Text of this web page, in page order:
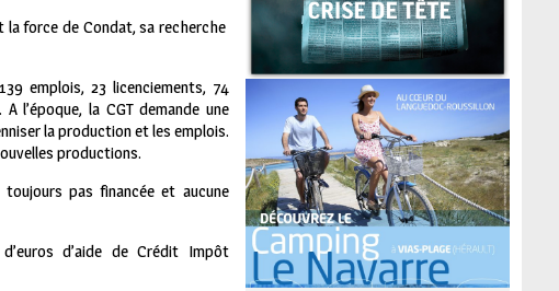
la force de Condat, sa recherche
emplois, 23 licenciements, 74
la CGT demande une
la production et les emplois.
productions.
pas financée et aucune
d’aide de Crédit Impôt